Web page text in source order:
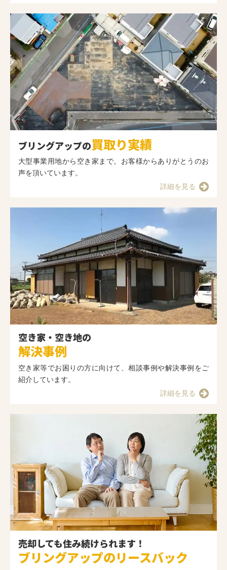
ブリングアップの買取り実績
大型事業用地から空き家まで。お客様からありがとうのお
声を頂いています。
詳細を見る
空き家・空き地の
解決事例
空き家等でお困りの方に向けて、相談事例や解決事例をご
紹介しています。
詳細を見る
売却しても住み続けられます！
ブリングアップのリースバック